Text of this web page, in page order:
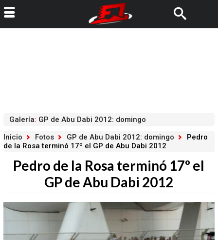
Galería: GP de Abu Dabi 2012: domingo
Inicio
Fotos GP de Abu Dabi 2012: domingo
Pedro
de la Rosa terminó 17º el GP de Abu Dabi 2012
Pedro de la Rosa terminó 17º el
GP de Abu Dabi 2012